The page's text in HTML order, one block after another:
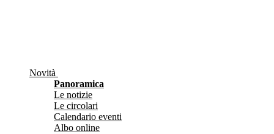
Novità
Panoramica
Le notizie
Le circolari
Calendario eventi
Albo online